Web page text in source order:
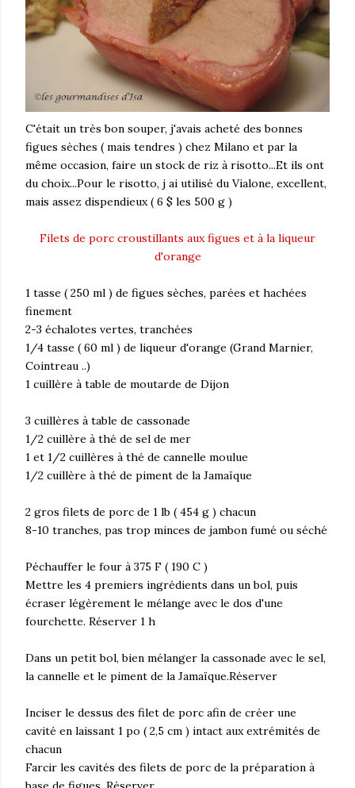
C'était un très bon souper, j'avais acheté des bonnes
figues sèches ( mais tendres ) chez Milano et par la
même occasion, faire un stock de riz à risotto...Et ils ont
du choix...Pour le risotto, j ai utilisé du Vialone, excellent,
mais assez dispendieux ( 6 $ les 500 g )
Filets de porc croustillants aux figues et à la liqueur
d'orange
1 tasse ( 250 ml ) de figues sèches, parées et hachées
finement
2-3 échalotes vertes, tranchées
1/4 tasse ( 60 ml ) de liqueur d'orange (Grand Marnier,
Cointreau ..)
1 cuillère à table de moutarde de Dijon
3 cuillères à table de cassonade
1/2 cuillère à thé de sel de mer
1 et 1/2 cuillères à thé de cannelle moulue
1/2 cuillère à thé de piment de la Jamaïque
2 gros filets de porc de 1 lb ( 454 g ) chacun
8-10 tranches, pas trop minces de jambon fumé ou séché
Péchauffer le four à 375 F ( 190 C )
Mettre les 4 premiers ingrédients dans un bol, puis
écraser légèrement le mélange avec le dos d'une
fourchette. Réserver 1 h
Dans un petit bol, bien mélanger la cassonade avec le sel,
la cannelle et le piment de la Jamaïque.Réserver
Inciser le dessus des filet de porc afin de créer une
cavité en laissant 1 po ( 2,5 cm ) intact aux extrémités de
chacun
Farcir les cavités des filets de porc de la préparation à